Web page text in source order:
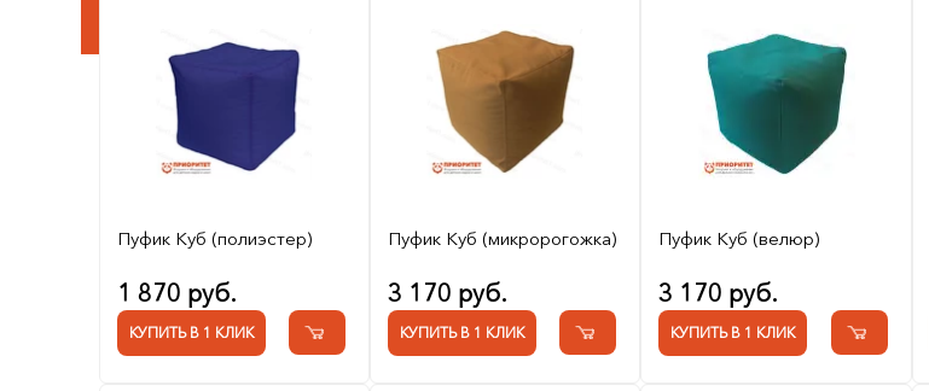
Пуфик Куб (полиэстер)
1 870 руб.
КУПИТЬ В 1 КЛИК
Пуфик Куб (микророгожка)
3 170 руб.
КУПИТЬ В 1 КЛИК
Пуфик Куб (велюр)
3 170 руб.
КУПИТЬ В 1 КЛИК